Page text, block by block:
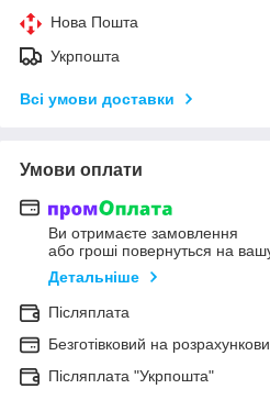
Нова Пошта
Укрпошта
Всі умови доставки
Умови оплати
Ви отримаєте замовлення
або гроші повернуться на
Детальніше
Післяплата
Безготівковий на
Післяплата "Укрпошта"